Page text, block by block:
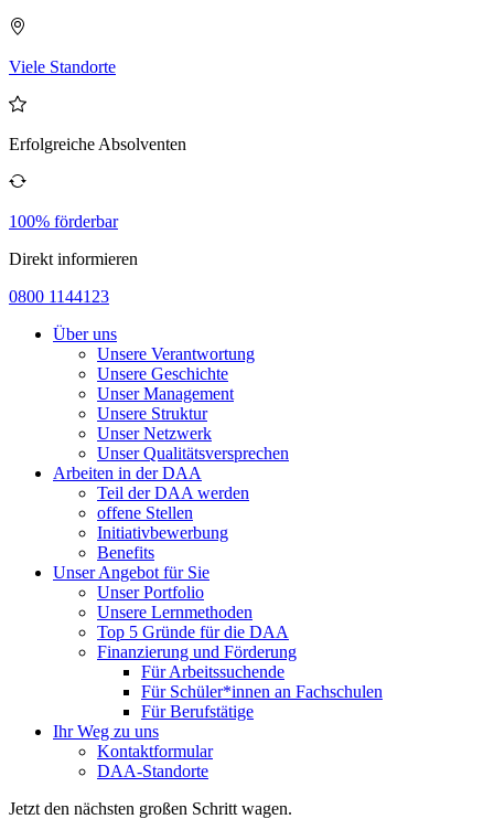
Viele Standorte
Erfolgreiche Absolventen
100% förderbar
Direkt informieren
0800 1144123
Über uns
Unsere Verantwortung
Unsere Geschichte
Unser Management
Unsere Struktur
Unser Netzwerk
Unser Qualitätsversprechen
Arbeiten in der DAA
Teil der DAA werden
offene Stellen
Initiativbewerbung
Benefits
Unser Angebot für Sie
Unser Portfolio
Unsere Lernmethoden
Top 5 Gründe für die DAA
Finanzierung und Förderung
Für Arbeitssuchende
Für Schüler*innen an Fachschulen
Für Berufstätige
Ihr Weg zu uns
Kontaktformular
DAA-Standorte
Jetzt den nächsten großen Schritt wagen.